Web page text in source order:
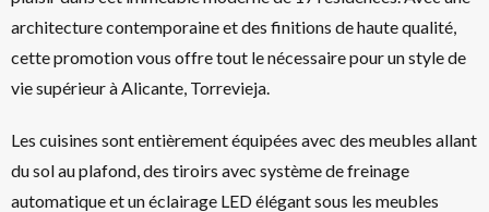
architecture contemporaine et des finitions de haute qualité,
cette promotion vous offre tout le nécessaire pour un style de
vie supérieur à Alicante, Torrevieja.
Les cuisines sont entièrement équipées avec des meubles allant
du sol au plafond, des tiroirs avec système de freinage
automatique et un éclairage LED élégant sous les meubles